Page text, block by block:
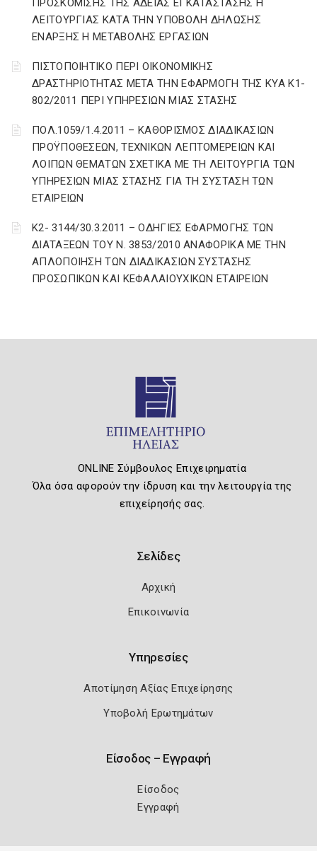
ΠΡΟΣΚΟΜΙΣΗΣ ΤΗΣ ΑΔΕΙΑΣ ΕΓΚΑΤΑΣΤΑΣΗΣ Η
ΛΕΙΤΟΥΡΓΙΑΣ ΚΑΤΑ ΤΗΝ ΥΠΟΒΟΛΗ ΔΗΛΩΣΗΣ
ΕΝΑΡΞΗΣ Η ΜΕΤΑΒΟΛΗΣ ΕΡΓΑΣΙΩΝ
ΠΙΣΤΟΠΟΙΗΤΙΚΟ ΠΕΡΙ ΟΙΚΟΝΟΜΙΚΗΣ
ΔΡΑΣΤΗΡΙΟΤΗΤΑΣ ΜΕΤΑ ΤΗΝ ΕΦΑΡΜΟΓΗ ΤΗΣ ΚΥΑ Κ1-
802/2011 ΠΕΡΙ ΥΠΗΡΕΣΙΩΝ ΜΙΑΣ ΣΤΑΣΗΣ
ΠΟΛ.1059/1.4.2011 – ΚΑΘΟΡΙΣΜΟΣ ΔΙΑΔΙΚΑΣΙΩΝ
ΠΡΟΫΠΟΘΕΣΕΩΝ, ΤΕΧΝΙΚΩΝ ΛΕΠΤΟΜΕΡΕΙΩΝ ΚΑΙ
ΛΟΙΠΩΝ ΘΕΜΑΤΩΝ ΣΧΕΤΙΚΑ ΜΕ ΤΗ ΛΕΙΤΟΥΡΓΙΑ ΤΩΝ
ΥΠΗΡΕΣΙΩΝ ΜΙΑΣ ΣΤΑΣΗΣ ΓΙΑ ΤΗ ΣΥΣΤΑΣΗ ΤΩΝ
ΕΤΑΙΡΕΙΩΝ
Κ2- 3144/30.3.2011 – ΟΔΗΓΙΕΣ ΕΦΑΡΜΟΓΗΣ ΤΩΝ
ΔΙΑΤΑΞΕΩΝ ΤΟΥ Ν. 3853/2010 ΑΝΑΦΟΡΙΚΑ ΜΕ ΤΗΝ
ΑΠΛΟΠΟΙΗΣΗ ΤΩΝ ΔΙΑΔΙΚΑΣΙΩΝ ΣΥΣΤΑΣΗΣ
ΠΡΟΣΩΠΙΚΩΝ ΚΑΙ ΚΕΦΑΛΑΙΟΥΧΙΚΩΝ ΕΤΑΙΡΕΙΩΝ
ONLINE Σύμβουλος Επιχειρηματία
Όλα όσα αφορούν την ίδρυση και την λειτουργία της
επιχείρησής σας.
Σελίδες
Αρχική
Επικοινωνία
Υπηρεσίες
Αποτίμηση Αξίας Επιχείρησης
Υποβολή Ερωτημάτων
Είσοδος – Εγγραφή
Είσοδος
Εγγραφή